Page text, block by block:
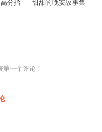
分指
甜甜的晚安故事集
一个评论！